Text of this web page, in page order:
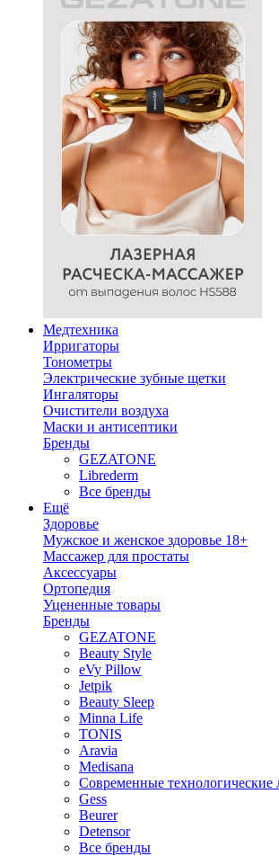
Медтехника
Ирригаторы
Тонометры
Электрические зубные щетки
Ингаляторы
Очистители воздуха
Маски и антисептики
Бренды
GEZATONE
Librederm
Все бренды
Ещё
Здоровье
Мужское и женское здоровье 18+
Массажер для простаты
Аксессуары
Ортопедия
Уцененные товары
Бренды
GEZATONE
Beauty Style
eVy Pillow
Jetpik
Beauty Sleep
Minna Life
TONIS
Aravia
Medisana
Современные технологические
Gess
Beurer
Detensor
Все бренды